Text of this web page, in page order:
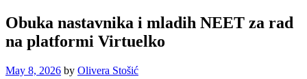
Obuka nastavnika i mladih NEET za rad
na platformi Virtuelko
May 8, 2026 by Olivera Stošić